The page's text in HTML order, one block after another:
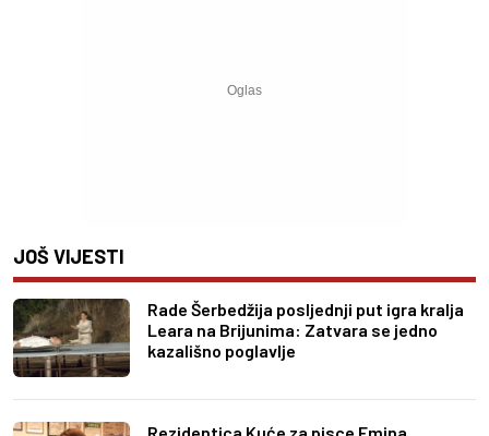
JOŠ VIJESTI
Rade Šerbedžija posljednji put igra kralja
Leara na Brijunima: Zatvara se jedno
kazališno poglavlje
Rezidentica Kuće za pisce Emina